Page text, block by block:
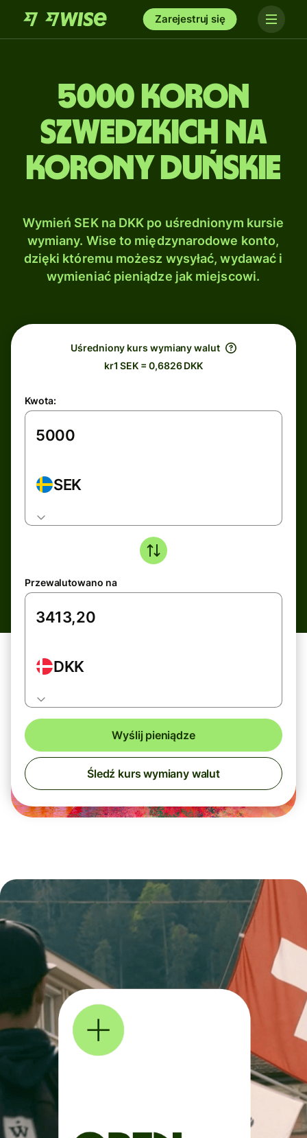
Zarejestruj się
5000 Koron
szwedzkich na
Korony duńskie
Wymień SEK na DKK po uśrednionym kursie
wymiany. Wise to międzynarodowe konto,
dzięki któremu możesz wysyłać, wydawać i
wymieniać pieniądze jak miejscowi.
Uśredniony kurs wymiany walut
kr1 SEK = 0,6826 DKK
Kwota:
SEK
Przewalutowano na
DKK
Wyślij pieniądze
Śledź kurs wymiany walut